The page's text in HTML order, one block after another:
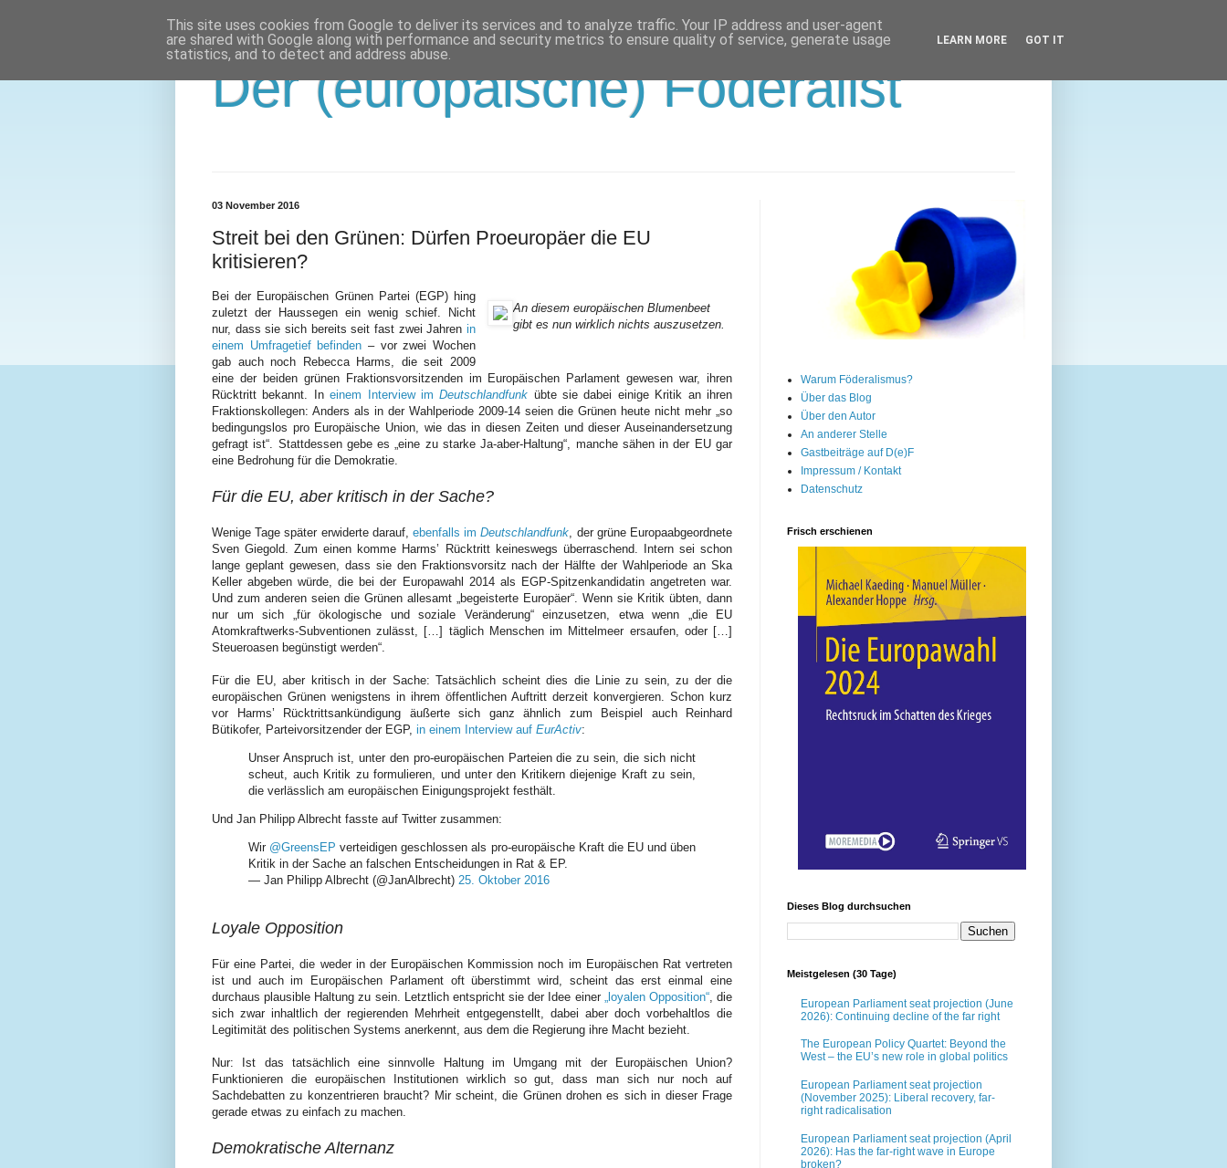
Der (europäische) Föderalist
03 November 2016
Streit bei den Grünen: Dürfen Proeuropäer die EU
kritisieren?
An diesem europäischen Blumenbeet
gibt es nun wirklich nichts auszusetzen.
Bei der Europäischen Grünen Partei (EGP) hing
zuletzt der Haussegen ein wenig schief. Nicht
nur, dass sie sich bereits seit fast zwei Jahren in
einem Umfragetief befinden – vor zwei Wochen
gab auch noch Rebecca Harms, die seit 2009
eine der beiden grünen Fraktionsvorsitzenden im Europäischen Parlament gewesen war, ihren
Rücktritt bekannt. Ineinem Interview imDeutschlandfunk übte sie dabei einige Kritik an ihren
Fraktionskollegen: Anders als in der Wahlperiode 2009-14 seien die Grünen heute nicht mehr „so
bedingungslos pro Europäische Union, wie das in diesen Zeiten und dieser Auseinandersetzung
gefragt ist“. Stattdessen gebe es „eine zu starke Ja-aber-Haltung“, manche sähen in der EU gar
eine Bedrohung für die Demokratie.
Für die EU, aber kritisch in der Sache?
Wenige Tage später erwiderte darauf, ebenfalls imDeutschlandfunk , der grüne Europaabgeordnete
Sven Giegold. Zum einen komme Harms’ Rücktritt keineswegs überraschend. Intern sei schon
lange geplant gewesen, dass sie den Fraktionsvorsitz nach der Hälfte der Wahlperiode an Ska
Keller abgeben würde, die bei der Europawahl 2014 als EGP-Spitzenkandidatin angetreten war.
Und zum anderen seien die Grünen allesamt „begeisterte Europäer“. Wenn sie Kritik übten, dann
nur um sich „für ökologische und soziale Veränderung“ einzusetzen, etwa wenn „die EU
Atomkraftwerks-Subventionen zulässt, […] täglich Menschen im Mittelmeer ersaufen, oder […]
Steueroasen begünstigt werden“.
Für die EU, aber kritisch in der Sache: Tatsächlich scheint dies die Linie zu sein, zu der die
europäischen Grünen wenigstens in ihrem öffentlichen Auftritt derzeit konvergieren. Schon kurz
vor Harms’ Rücktrittsankündigung äußerte sich ganz ähnlich zum Beispiel auch Reinhard
Bütikofer, Parteivorsitzender der EGP, in einem Interview auf EurActiv:
Unser Anspruch ist, unter den pro-europäischen Parteien die zu sein, die sich nicht
scheut, auch Kritik zu formulieren, und unter den Kritikern diejenige Kraft zu sein,
die verlässlich am europäischen Einigungsprojekt festhält.
Und Jan Philipp Albrecht fasste auf Twitter zusammen:
Wir @GreensEP verteidigen geschlossen als pro-europäische Kraft die EU und üben
Kritik in der Sache an falschen Entscheidungen in Rat & EP.
— Jan Philipp Albrecht (@JanAlbrecht) 25. Oktober 2016
Loyale Opposition
Für eine Partei, die weder in der Europäischen Kommission noch im Europäischen Rat vertreten
ist und auch im Europäischen Parlament oft überstimmt wird, scheint das erst einmal eine
durchaus plausible Haltung zu sein. Letztlich entspricht sie der Idee einer „loyalen Opposition“, die
sich zwar inhaltlich der regierenden Mehrheit entgegenstellt, dabei aber doch vorbehaltlos die
Legitimität des politischen Systems anerkennt, aus dem die Regierung ihre Macht bezieht.
Nur: Ist das tatsächlich eine sinnvolle Haltung im Umgang mit der Europäischen Union?
Funktionieren die europäischen Institutionen wirklich so gut, dass man sich nur noch auf
Sachdebatten zu konzentrieren braucht? Mir scheint, die Grünen drohen es sich in dieser Frage
gerade etwas zu einfach zu machen.
Demokratische Alternanz
Warum Föderalismus?
Über das Blog
Über den Autor
An anderer Stelle
Gastbeiträge auf D(e)F
Impressum / Kontakt
Datenschutz
Frisch erschienen
Dieses Blog durchsuchen
Meistgelesen (30 Tage)
European Parliament seat projection (June
2026): Continuing decline of the far right
The European Policy Quartet: Beyond the
West – the EU’s new role in global politics
European Parliament seat projection
(November 2025): Liberal recovery, far-
right radicalisation
European Parliament seat projection (April
2026): Has the far-right wave in Europe
broken?
This site uses cookies from Google to deliver its services and to analyze traffic. Your IP address and user-agent
are shared with Google along with performance and security metrics to ensure quality of service, generate usage
statistics, and to detect and address abuse.
LEARN MORE GOT IT